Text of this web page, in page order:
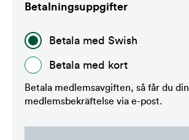
Betalningsuppgifter
Betala med Swish
Betala med kort
Betala medlemsavgiften, så får du din
medlemsbekräftelse via e-post.